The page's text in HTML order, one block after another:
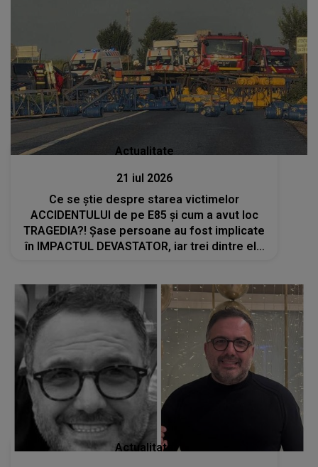
Actualitate
21 iul 2026
Ce se știe despre starea victimelor
ACCIDENTULUI de pe E85 și cum a avut loc
TRAGEDIA?! Șase persoane au fost implicate
în IMPACTUL DEVASTATOR, iar trei dintre ele
Actualitate